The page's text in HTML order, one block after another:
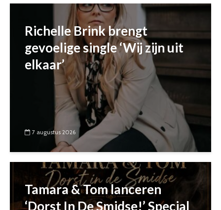
Richelle Brink brengt
gevoelige single ‘Wij zijn uit
elkaar’
7 augustus 2026
Tamara & Tom lanceren
‘Dorst In De Smidse!’ Special